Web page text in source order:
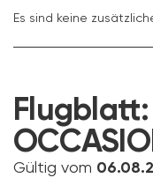
Es sind keine
Flugblatt:
Gültig vom